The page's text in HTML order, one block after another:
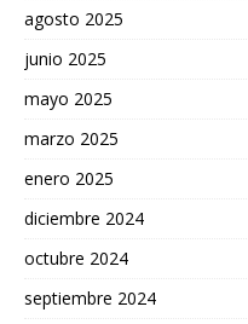
agosto 2025
junio 2025
mayo 2025
marzo 2025
enero 2025
diciembre 2024
octubre 2024
septiembre 2024